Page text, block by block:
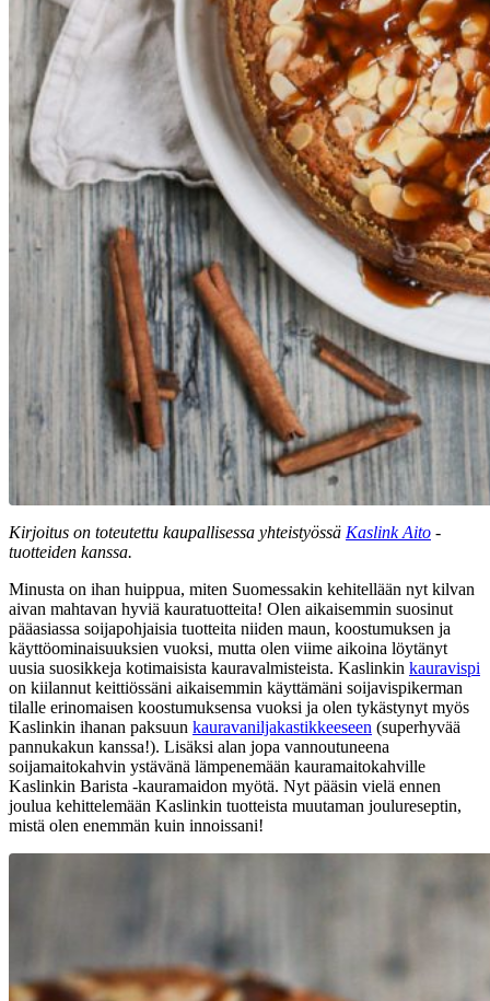
Kirjoitus on toteutettu kaupallisessa yhteistyössä Kaslink Aito -
tuotteiden kanssa.
Minusta on ihan huippua, miten Suomessakin kehitellään nyt kilvan
aivan mahtavan hyviä kauratuotteita! Olen aikaisemmin suosinut
pääasiassa soijapohjaisia tuotteita niiden maun, koostumuksen ja
käyttöominaisuuksien vuoksi, mutta olen viime aikoina löytänyt
uusia suosikkeja kotimaisista kauravalmisteista. Kaslinkin kauravispi
on kiilannut keittiössäni aikaisemmin käyttämäni soijavispikerman
tilalle erinomaisen koostumuksensa vuoksi ja olen tykästynyt myös
Kaslinkin ihanan paksuun kauravaniljakastikkeeseen (superhyvää
pannukakun kanssa!). Lisäksi alan jopa vannoutuneena
soijamaitokahvin ystävänä lämpenemään kauramaitokahville
Kaslinkin Barista -kauramaidon myötä. Nyt pääsin vielä ennen
joulua kehittelemään Kaslinkin tuotteista muutaman joulureseptin,
mistä olen enemmän kuin innoissani!